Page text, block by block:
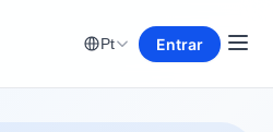
Pt Entrar